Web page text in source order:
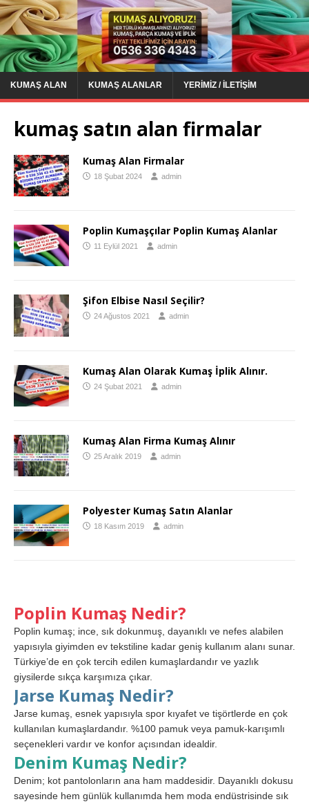
KUMAŞ ALAN KUMAŞ ALANLAR YERIMIZ / İLETIŞIM
kumaş satın alan firmalar
Kumaş Alan Firmalar
18 Şubat 2024 admin
Poplin Kumaşçılar Poplin Kumaş Alanlar
11 Eylül 2021 admin
Şifon Elbise Nasıl Seçilir?
24 Ağustos 2021 admin
Kumaş Alan Olarak Kumaş İplik Alınır.
24 Şubat 2021 admin
Kumaş Alan Firma Kumaş Alınır
25 Aralık 2019 admin
Polyester Kumaş Satın Alanlar
18 Kasım 2019 admin
Poplin Kumaş Nedir?
Poplin kumaş; ince, sık dokunmuş, dayanıklı ve nefes alabilen
yapısıyla giyimden ev tekstiline kadar geniş kullanım alanı sunar.
Türkiye’de en çok tercih edilen kumaşlardandır ve yazlık
giysilerde sıkça karşımıza çıkar.
Jarse Kumaş Nedir?
Jarse kumaş, esnek yapısıyla spor kıyafet ve tişörtlerde en çok
kullanılan kumaşlardandır. %100 pamuk veya pamuk-karışımlı
seçenekleri vardır ve konfor açısından idealdir.
Denim Kumaş Nedir?
Denim; kot pantolonların ana ham maddesidir. Dayanıklı dokusu
sayesinde hem günlük kullanımda hem moda endüstrisinde sık